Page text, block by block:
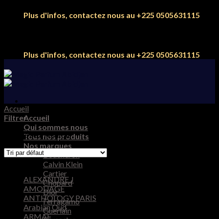
Plus d'infos, contactez nous au +225 0505631115
Plus d'infos, contactez nous au +225 0505631115
Accueil
Qui sommes nous
Tous nos produits
Nos marques
Boucheron
Calvin Klein
Cartier
Chopard
Dior
Ferragamo
Guerlain
Accueil
Filtrer
Voici le seul résultat
ALEXANDRE J
AMOUAGE
ANTHOLOGY PARIS
Arabian Oud
ARMAF